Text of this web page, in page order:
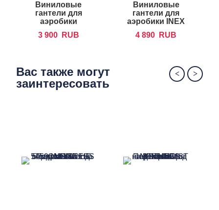
Виниловые
гантели для
аэробики
3 900 RUB
Виниловые
гантели для
аэробики INEX
4 890 RUB
Вас также могут
заинтересовать